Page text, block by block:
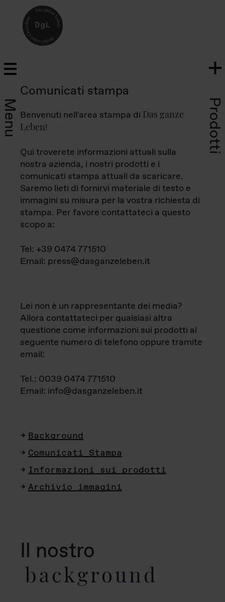
Menu Prodotti
Comunicati stampa
Benvenuti nell'area stampa di Das ganze
Leben!
Qui troverete informazioni attuali sulla
nostra azienda, i nostri prodotti e i
comunicati stampa attuali da scaricare.
Saremo lieti di fornirvi materiale di testo e
immagini su misura per la vostra richiesta di
stampa. Per favore contattateci a questo
scopo a:
Tel: +39 0474 771510
Email: press@dasganzeleben.it
Lei non è un rappresentante dei media?
Allora contattateci per qualsiasi altra
questione come informazioni sui prodotti al
seguente numero di telefono oppure tramite
email:
Tel.: 0039 0474 771510
Email: info@dasganzeleben.it
Background
Comunicati Stampa
Informazioni sui prodotti
Archivio immagini
Il nostro
background